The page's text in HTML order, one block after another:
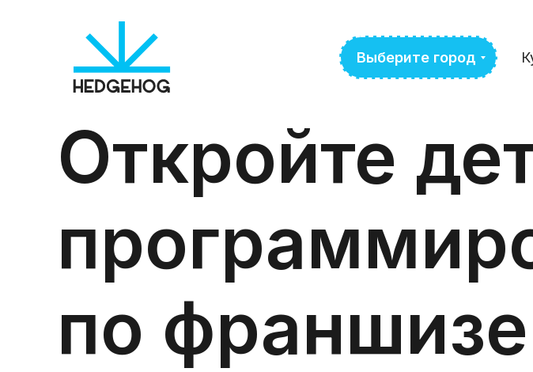
Выберите город
Откройте
по франшизе